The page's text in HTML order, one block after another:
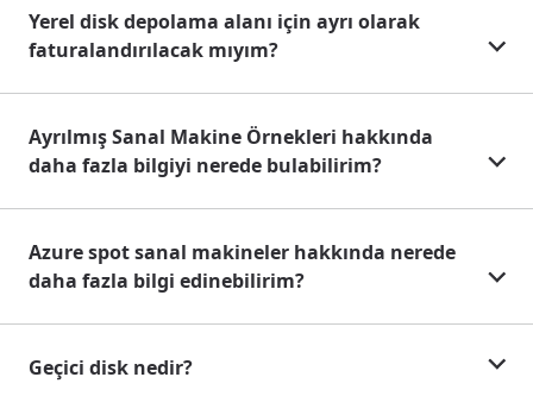
Yerel disk depolama alanı için ayrı olarak
faturalandırılacak mıyım?
Ayrılmış Sanal Makine Örnekleri hakkında
daha fazla bilgiyi nerede bulabilirim?
Azure spot sanal makineler hakkında nerede
daha fazla bilgi edinebilirim?
Geçici disk nedir?